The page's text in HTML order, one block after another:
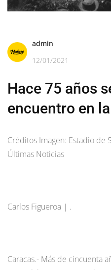
admin
12/01/2021
Hace 75 años
encuentro en la
Créditos Imagen: Estadio de
Últimas Noticias
Carlos Figueroa | .
Caracas.- Más de cincuenta